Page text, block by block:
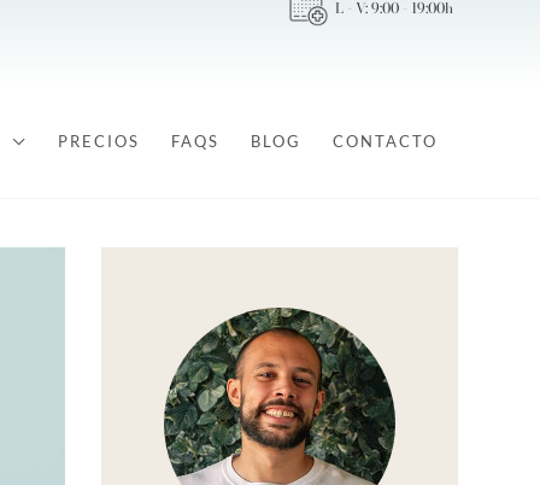
L - V: 9:00 - 19:00h
PRECIOS FAQS BLOG CONTACTO